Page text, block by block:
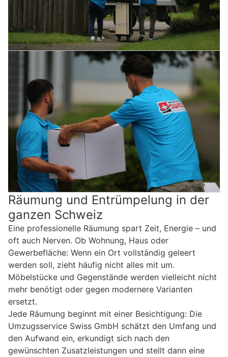
Räumung und Entrümpelung in der
ganzen Schweiz
Eine professionelle Räumung spart Zeit, Energie – und
oft auch Nerven. Ob Wohnung, Haus oder
Gewerbefläche: Wenn ein Ort vollständig geleert
werden soll, zieht häufig nicht alles mit um.
Möbelstücke und Gegenstände werden vielleicht nicht
mehr benötigt oder gegen modernere Varianten
ersetzt.
Jede Räumung beginnt mit einer Besichtigung: Die
Umzugsservice Swiss GmbH schätzt den Umfang und
den Aufwand ein, erkundigt sich nach den
gewünschten Zusatzleistungen und stellt dann eine